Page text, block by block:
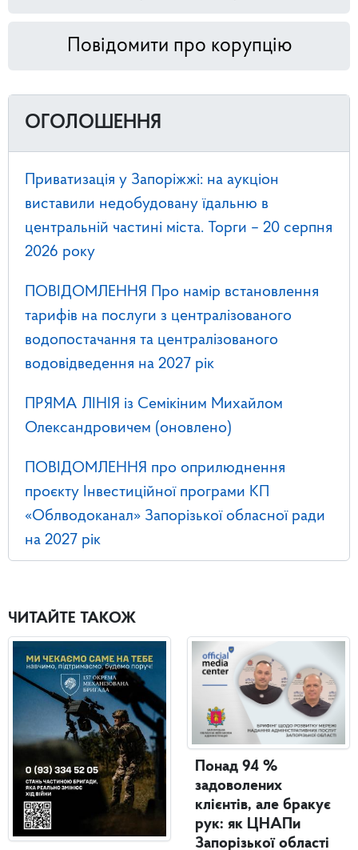
Повідомити про корупцію
ОГОЛОШЕННЯ
Приватизація у Запоріжжі: на аукціон
виставили недобудовану їдальню в
центральній частині міста. Торги – 20 серпня
2026 року
ПОВІДОМЛЕННЯ Про намір встановлення
тарифів на послуги з централізованого
водопостачання та централізованого
водовідведення на 2027 рік
ПРЯМА ЛІНІЯ із Семікіним Михайлом
Олександровичем (оновлено)
ПОВІДОМЛЕННЯ про оприлюднення
проєкту Інвестиційної програми КП
«Облводоканал» Запорізької обласної ради
на 2027 рік
ЧИТАЙТЕ ТАКОЖ
Понад 94 %
задоволених
клієнтів, але бракує
рук: як ЦНАПи
Запорізької області